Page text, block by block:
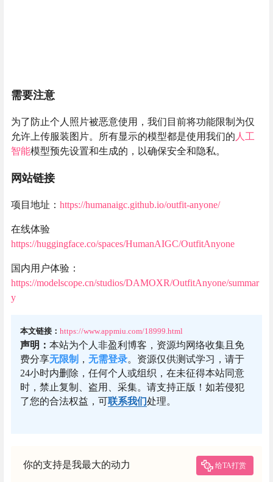
需要注意
为了防止个人照片被恶意使用，我们目前将功能限制为仅
允许上传服装图片。所有显示的模型都是使用我们的 人工
智能模型预先设置和生成的，以确保安全和隐私。
网站链接
项目地址： https://humanaigc.github.io/outfit-anyone/
在线体验
https://huggingface.co/spaces/HumanAIGC/OutfitAnyone
国内用户体验：
https://modelscope.cn/studios/DAMOXR/OutfitAnyone/summar
y
本文链接： https://www.appmiu.com/18999.html
声明： 本站为个人非盈利博客，资源均网络收集且免
费分享无限制 ， 无需登录。资源仅供测试学习，请于
24小时内删除，任何个人或组织，在未征得本站同意
时，禁止复制、盗用、采集。请支持正版！如若侵犯
了您的合法权益，可联系我们处理。
你的支持是我最大的动力 给TA打赏